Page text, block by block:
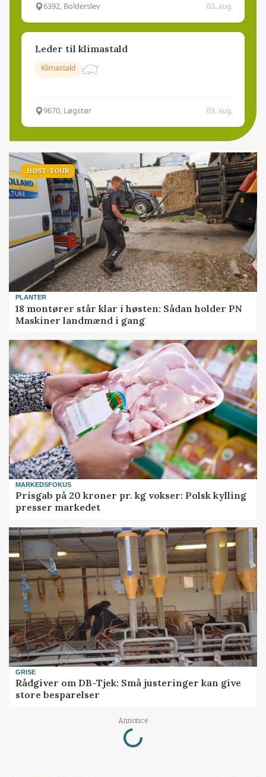
6392, Bolderslev 03. aug.
Leder til klimastald
Klimastald
9670, Løgstør 03. aug.
HØST-TOUR
PLANTER
18 montører står klar i høsten: Sådan holder PN
Maskiner landmænd i gang
MARKEDSFOKUS
Prisgab på 20 kroner pr. kg vokser: Polsk kylling
presser markedet
GRISE
Rådgiver om DB-Tjek: Små justeringer kan give
store besparelser
Annonce
Loading...